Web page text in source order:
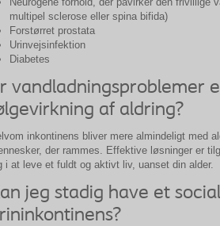
multipel sclerose eller spina bifida)
Forstørret prostata
Urinvejsinfektion
Diabetes
vandladningsproblemer
af aldring?
inkontinens bliver mere almindeligt med
der rammes. Effektive løsninger er
i at leve et fuldt og aktivt liv, uanset din alder.
jeg stadig have et